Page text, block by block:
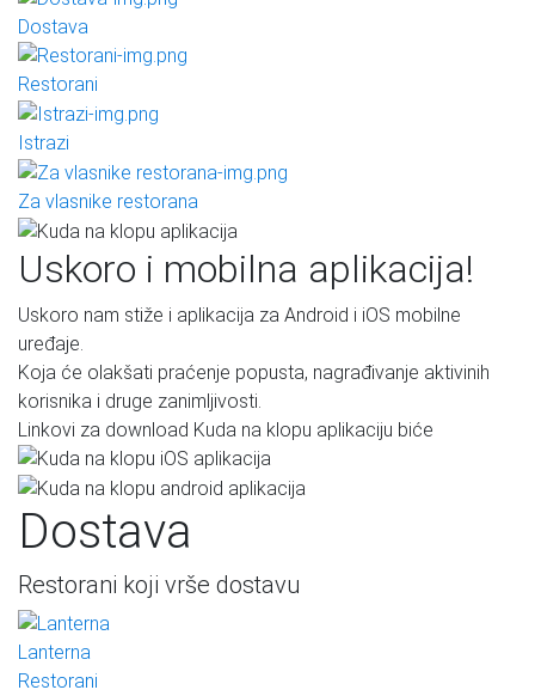
Dostava
Restorani
Istrazi
Za vlasnike restorana
Uskoro i mobilna aplikacija!
Uskoro nam stiže i aplikacija za Android i iOS mobilne
uređaje.
Koja će olakšati praćenje popusta, nagrađivanje aktivinih
korisnika i druge zanimljivosti.
Linkovi za download Kuda na klopu aplikaciju biće
Dostava
Restorani koji vrše dostavu
Lanterna
Restorani